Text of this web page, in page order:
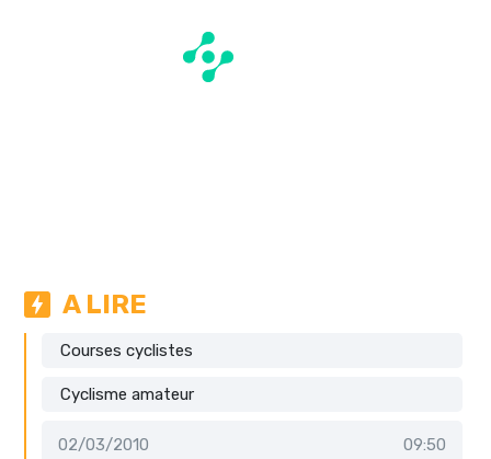
A LIRE
Courses cyclistes
Cyclisme amateur
02/03/2010
09:50